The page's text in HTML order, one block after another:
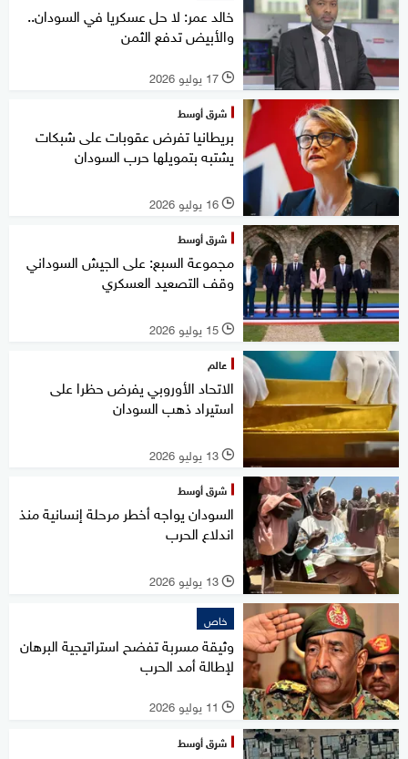
خالد عمر: لا حل عسكريا في السودان..
والأبيض تدفع الثمن
l 17 يوليو 2026
شرق أوسط
بريطانيا تفرض عقوبات على شبكات
يشتبه بتمويلها حرب السودان
l 16 يوليو 2026
شرق أوسط
مجموعة السبع: على الجيش السوداني
وقف التصعيد العسكري
l 15 يوليو 2026
عالم
الاتحاد الأوروبي يفرض حظرا على
استيراد ذهب السودان
l 13 يوليو 2026
شرق أوسط
السودان يواجه أخطر مرحلة إنسانية منذ
اندلاع الحرب
l 13 يوليو 2026
خاص
وثيقة مسربة تفضح استراتيجية البرهان
لإطالة أمد الحرب
l 11 يوليو 2026
شرق أوسط